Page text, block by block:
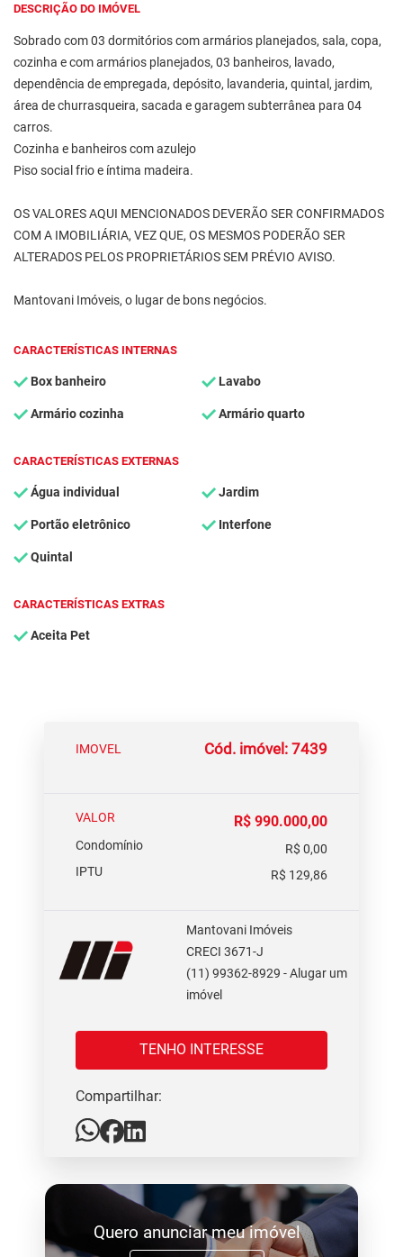
DESCRIÇÃO DO IMÓVEL
Sobrado com 03 dormitórios com armários planejados, sala, copa,
cozinha e com armários planejados, 03 banheiros, lavado,
dependência de empregada, depósito, lavanderia, quintal, jardim,
área de churrasqueira, sacada e garagem subterrânea para 04
carros.
Cozinha e banheiros com azulejo
Piso social frio e íntima madeira.
OS VALORES AQUI MENCIONADOS DEVERÃO SER CONFIRMADOS
COM A IMOBILIÁRIA, VEZ QUE, OS MESMOS PODERÃO SER
ALTERADOS PELOS PROPRIETÁRIOS SEM PRÉVIO AVISO.
Mantovani Imóveis, o lugar de bons negócios.
CARACTERÍSTICAS INTERNAS
Box banheiro Lavabo
Armário cozinha Armário quarto
CARACTERÍSTICAS EXTERNAS
Água individual Jardim
Portão eletrônico Interfone
Quintal
CARACTERÍSTICAS EXTRAS
Aceita Pet
IMOVEL Cód. imóvel: 7439
VALOR R$ 990.000,00
Condomínio
R$ 0,00
IPTU
R$ 129,86
Mantovani Imóveis
CRECI 3671-J
(11) 99362-8929 - Alugar um
imóvel
TENHO INTERESSE
Compartilhar:
Quero anunciar meu imóvel